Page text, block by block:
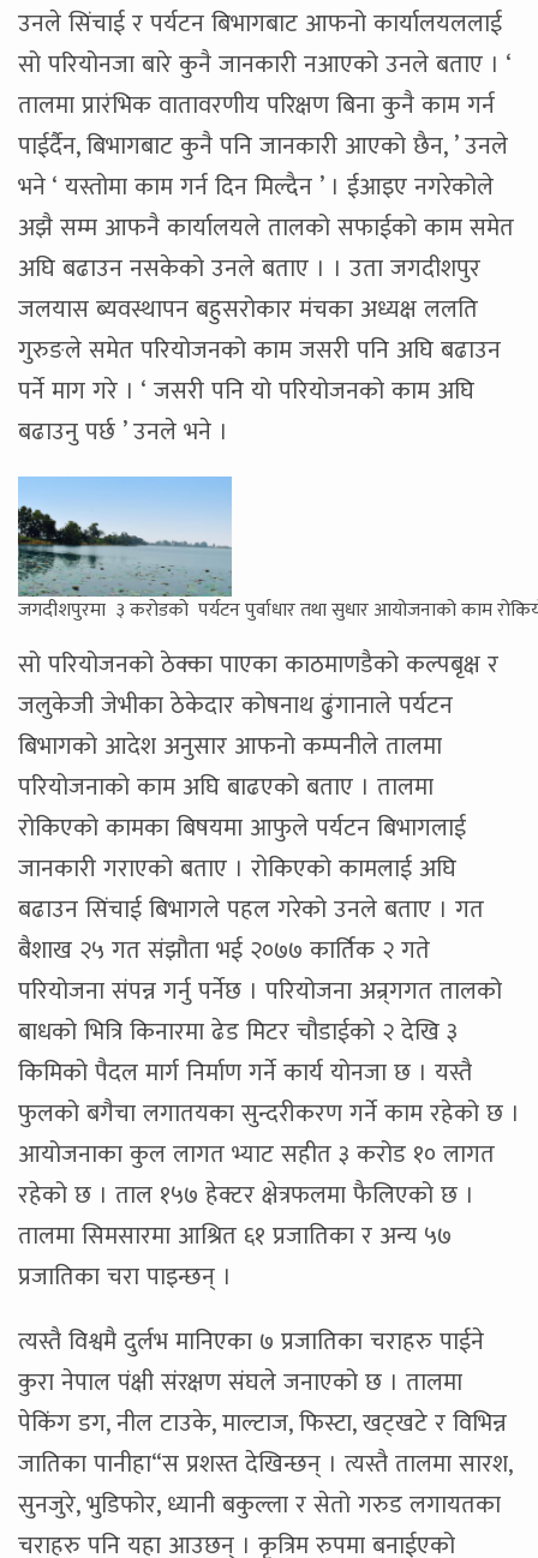
उनले सिंचाई र पर्यटन बिभागबाट आफनो कार्यालयललाई
सो परियोनजा बारे कुनै जानकारी नआएको उनले बताए । ‘
तालमा प्रारंभिक वातावरणीय परिक्षण बिना कुनै काम गर्न
पाईर्दैन, बिभागबाट कुनै पनि जानकारी आएको छैन, ’ उनले
भने ‘ यस्तोमा काम गर्न दिन मिल्दैन ’ । ईआइए नगरेकोले
अझै सम्म आफनै कार्यालयले तालको सफाईको काम समेत
अघि बढाउन नसकेको उनले बताए । । उता जगदीशपुर
जलयास ब्यवस्थापन बहुसरोकार मंचका अध्यक्ष ललति
गुरुङले समेत परियोजनको काम जसरी पनि अघि बढाउन
पर्ने माग गरे । ‘ जसरी पनि यो परियोजनको काम अघि
बढाउनु पर्छ ’ उनले भने ।
जगदीशपुरमा ३ करोडको पर्यटन पुर्वाधार तथा सुधार आयोजनाको काम
सो परियोजनको ठेक्का पाएका काठमाणडैको कल्पबृक्ष र
जलुकेजी जेभीका ठेकेदार कोषनाथ ढुंगानाले पर्यटन
बिभागको आदेश अनुसार आफनो कम्पनीले तालमा
परियोजनाको काम अघि बाढएको बताए । तालमा
रोकिएको कामका बिषयमा आफुले पर्यटन बिभागलाई
जानकारी गराएको बताए । रोकिएको कामलाई अघि
बढाउन सिंचाई बिभागले पहल गरेको उनले बताए । गत
बैशाख २५ गत संझौता भई २०७७ कार्तिक २ गते
परियोजना संपन्न गर्नु पर्नेछ । परियोजना अन्र्गगत तालको
बाधको भित्रि किनारमा ढेड मिटर चौडाईको २ देखि ३
किमिको पैदल मार्ग निर्माण गर्ने कार्य योनजा छ । यस्तै
फुलको बगैचा लगातयका सुन्दरीकरण गर्ने काम रहेको छ ।
आयोजनाका कुल लागत भ्याट सहीत ३ करोड १० लागत
रहेको छ । ताल १५७ हेक्टर क्षेत्रफलमा फैलिएको छ ।
तालमा सिमसारमा आश्रित ६१ प्रजातिका र अन्य ५७
प्रजातिका चरा पाइन्छन् ।
त्यस्तै विश्वमै दुर्लभ मानिएका ७ प्रजातिका चराहरु पाईने
कुरा नेपाल पंक्षी संरक्षण संघले जनाएको छ । तालमा
पेकिंग डग, नील टाउके, माल्टाज, फिस्टा, खट्खटे र विभिन्न
जातिका पानीहा“स प्रशस्त देखिन्छन् । त्यस्तै तालमा सारश,
सुनजुरे, भुडिफोर, ध्यानी बकुल्ला र सेतो गरुड लगायतका
चराहरु पनि यहा आउछन् । कृत्रिम रुपमा बनाईएको